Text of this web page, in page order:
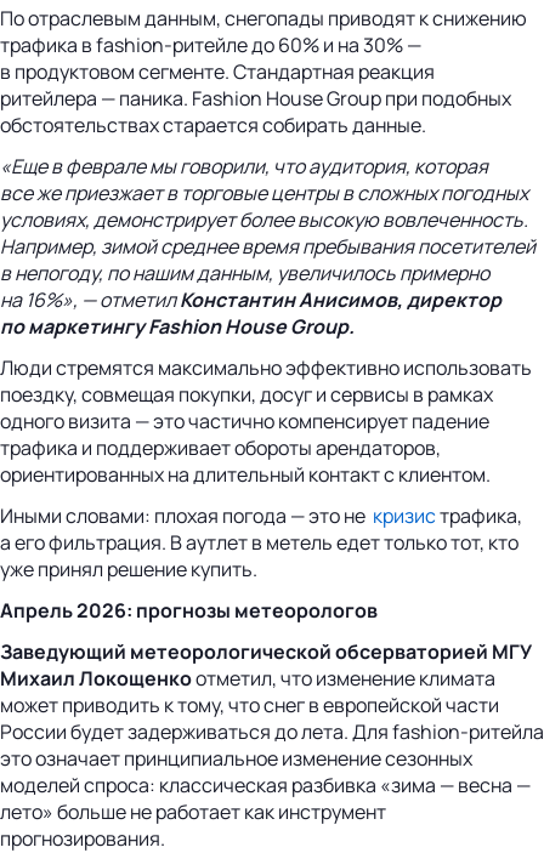
По отраслевым данным, снегопады приводят к снижению
трафика в fashion-ритейле до 60% и на 30% —
в продуктовом сегменте. Стандартная реакция
ритейлера — паника. Fashion House Group при подобных
обстоятельствах старается собирать данные.
«Еще в феврале мы говорили, что аудитория, которая
все же приезжает в торговые центры в сложных погодных
условиях, демонстрирует более высокую вовлеченность.
Например, зимой среднее время пребывания посетителей
в непогоду, по нашим данным, увеличилось примерно
на 16%», — отметилКонстантин Анисимов, директор
по маркетингу Fashion House Group.
Люди стремятся максимально эффективно использовать
поездку, совмещая покупки, досуг и сервисы в рамках
одного визита — это частично компенсирует падение
трафика и поддерживает обороты арендаторов,
ориентированных на длительный контакт с клиентом.
Иными словами: плохая погода — это не кризистрафика,
а его фильтрация. В аутлет в метель едет только тот, кто
уже принял решение купить.
Апрель 2026: прогнозы метеорологов
Заведующий метеорологической обсерваторией МГУ
Михаил Локощенкоотметил, что изменение климата
может приводить к тому, что снег в европейской части
России будет задерживаться до лета. Для fashion-ритейла
это означает принципиальное изменение сезонных
моделей спроса: классическая разбивка «зима — весна —
лето» больше не работает как инструмент
прогнозирования.